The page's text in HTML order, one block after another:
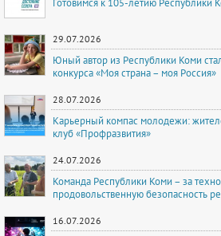
Готовимся к 105-летию Республики
29.07.2026
Юный автор из Республики Коми
конкурса «Моя страна – моя Россия»
28.07.2026
Карьерный компас молодежи:
клуб «Профразвития»
24.07.2026
Команда Республики Коми – за
продовольственную безопасность
16.07.2026